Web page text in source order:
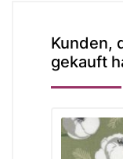
Kunden,
gekauft